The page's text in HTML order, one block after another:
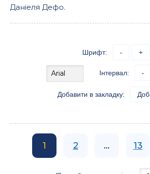
Даніеля Дефо.
Шрифт: - +
Інтервал: -
Добавити в закладку:
1 2 ... 13